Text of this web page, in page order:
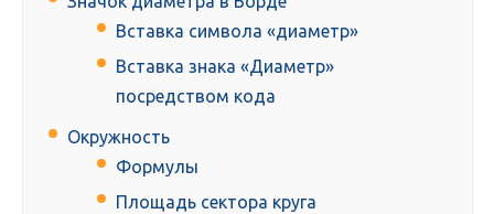
Вставка символа «диаметр»
Вставка знака «Диаметр»
посредством кода
Окружность
Формулы
Площадь сектора круга